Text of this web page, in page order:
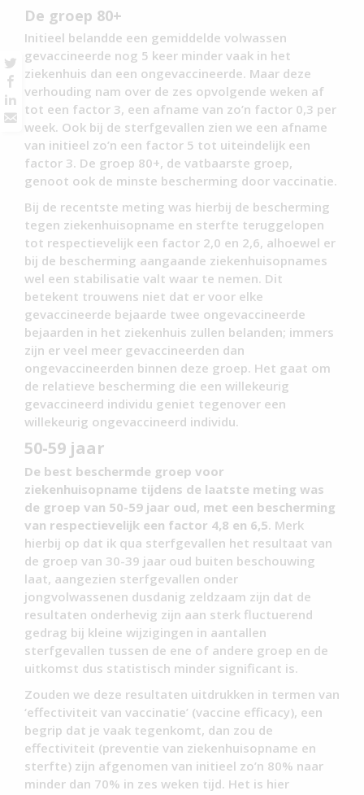
De groep 80+
Initieel belandde een gemiddelde volwassen
gevaccineerde nog 5 keer minder vaak in het
ziekenhuis dan een ongevaccineerde. Maar deze
verhouding nam over de zes opvolgende weken af
tot een factor 3, een afname van zo’n factor 0,3 per
week. Ook bij de sterfgevallen zien we een afname
van initieel zo’n een factor 5 tot uiteindelijk een
factor 3. De groep 80+, de vatbaarste groep,
genoot ook de minste bescherming door vaccinatie.
Bij de recentste meting was hierbij de bescherming
tegen ziekenhuisopname en sterfte teruggelopen
tot respectievelijk een factor 2,0 en 2,6, alhoewel er
bij de bescherming aangaande ziekenhuisopnames
wel een stabilisatie valt waar te nemen. Dit
betekent trouwens niet dat er voor elke
gevaccineerde bejaarde twee ongevaccineerde
bejaarden in het ziekenhuis zullen belanden; immers
zijn er veel meer gevaccineerden dan
ongevaccineerden binnen deze groep. Het gaat om
de relatieve bescherming die een willekeurig
gevaccineerd individu geniet tegenover een
willekeurig ongevaccineerd individu.
50-59 jaar
De best beschermde groep voor
ziekenhuisopname tijdens de laatste meting was
de groep van 50-59 jaar oud, met een bescherming
van respectievelijk een factor 4,8 en 6,5. Merk
hierbij op dat ik qua sterfgevallen het resultaat van
de groep van 30-39 jaar oud buiten beschouwing
laat, aangezien sterfgevallen onder
jongvolwassenen dusdanig zeldzaam zijn dat de
resultaten onderhevig zijn aan sterk fluctuerend
gedrag bij kleine wijzigingen in aantallen
sterfgevallen tussen de ene of andere groep en de
uitkomst dus statistisch minder significant is.
Zouden we deze resultaten uitdrukken in termen van
‘effectiviteit van vaccinatie’ (vaccine efficacy), een
begrip dat je vaak tegenkomt, dan zou de
effectiviteit (preventie van ziekenhuisopname en
sterfte) zijn afgenomen van initieel zo’n 80% naar
minder dan 70% in zes weken tijd. Het is hier